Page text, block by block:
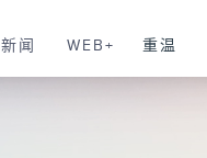
新闻 WEB+ 重温